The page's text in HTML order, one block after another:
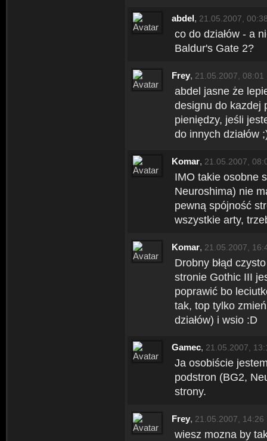
abdel, 21.05.2007,
co do działów - a
Baldur's Gate 2?
Frey, 21.05.2007, 08:01
abdel jasne że
designu do kazdej
pieniędzy, jeśli
do innych działów
Komar, 21.05.2007,
IMO takie osobne
Neuroshima) nie
pewną spójność
wszystkie arty,
Komar, 21.05.2007,
Drobny błąd
stronie Gothic III
poprawić bo
tak, top tylko
działów) i wsio :D
Gamec, 21.05.2007,
Ja osobiście
podstron (BG2,
strony.
Frey, 21.05.2007, 14:26
wiesz mozna by